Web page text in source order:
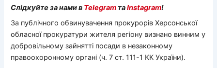
Слідкуйте за нами в Telegram таInstagram!
За публічного обвинувачення прокурорів Херсонської
обласної прокуратури жителя регіону визнано винним у
добровільному зайнятті посади в незаконному
правоохоронному органі (ч. 7 ст. 111-1 КК України).